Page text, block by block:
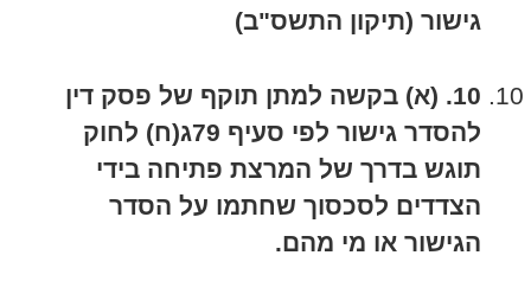
גישור (תיקון התשס"ב)
10
. (א) בקשה למתן תוקף של פסק דין
להסדר גישור לפי סעיף 79ג(ח) לחוק
תוגש בדרך של המרצת פתיחה בידי
הצדדים לסכסוך שחתמו על הסדר
הגישור או מי מהם.